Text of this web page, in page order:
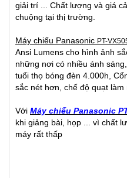
giải trí ... Chất lượng và giá
chuộng tại thị trường.
Máy chiếu Panasonic PT-
Ansi Lumens cho hình ảnh
những nơi có nhiều ánh
tuổi thọ bóng đèn 4.000h,
sắc nét hơn, chế độ quạt làm
Với Máy chiếu Panasonic
khi giảng bài, họp ... vì chất
máy rất thấp